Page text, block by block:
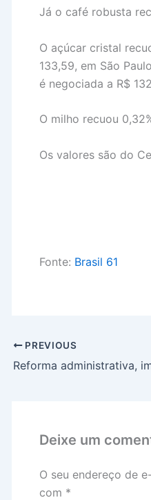
Já o café robusta
O açúcar cristal
133,59, em São
é negociada a R$
O milho recuou
Os valores são do
Fonte: Brasil 61
PREVIOUS
Deixe um
O seu endereço de
com *